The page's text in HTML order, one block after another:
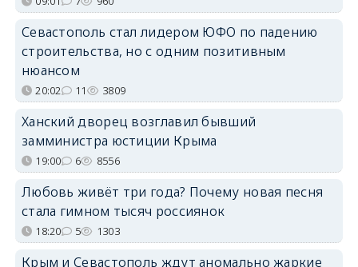
Севастополь стал лидером ЮФО по падению
строительства, но с одним позитивным
нюансом
20:02 11 3809
Ханский дворец возглавил бывший
замминистра юстиции Крыма
19:00 6 8556
Любовь живёт три года? Почему новая песня
стала гимном тысяч россиянок
18:20 5 1303
Крым и Севастополь ждут аномально жаркие